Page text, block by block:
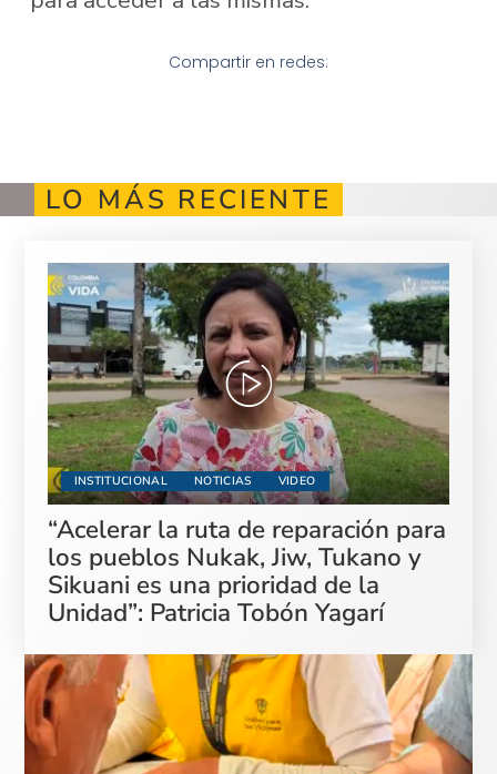
Compartir en redes:
LO MÁS RECIENTE
INSTITUCIONAL NOTICIAS VIDEO
“Acelerar la ruta de reparación para
los pueblos Nukak, Jiw, Tukano y
Sikuani es una prioridad de la
Unidad”: Patricia Tobón Yagarí